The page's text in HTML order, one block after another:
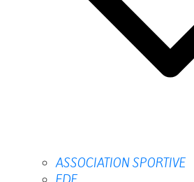
ASSOCIATION SPORTIVE